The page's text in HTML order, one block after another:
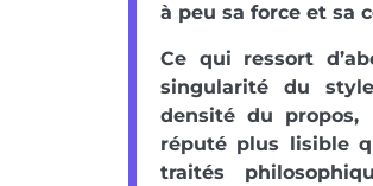
à peu sa force et sa
Ce qui ressort
singularité du
densité du
réputé plus lisible
traités